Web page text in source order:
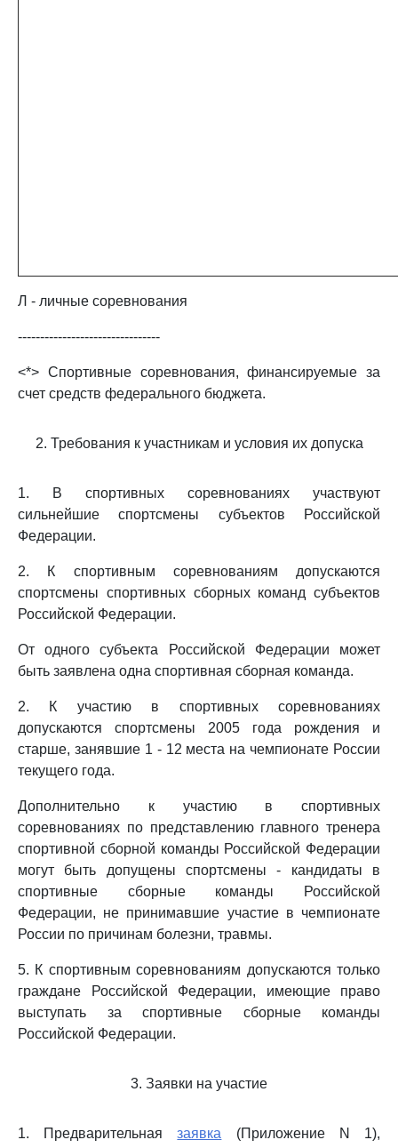
Л - личные соревнования
--------------------------------
<*> Спортивные соревнования, финансируемые за
счет средств федерального бюджета.
2. Требования к участникам и условия их допуска
1. В спортивных соревнованиях участвуют
сильнейшие спортсмены субъектов Российской
Федерации.
2. К спортивным соревнованиям допускаются
спортсмены спортивных сборных команд субъектов
Российской Федерации.
От одного субъекта Российской Федерации может
быть заявлена одна спортивная сборная команда.
2. К участию в спортивных соревнованиях
допускаются спортсмены 2005 года рождения и
старше, занявшие 1 - 12 места на чемпионате России
текущего года.
Дополнительно к участию в спортивных
соревнованиях по представлению главного тренера
спортивной сборной команды Российской Федерации
могут быть допущены спортсмены - кандидаты в
спортивные сборные команды Российской
Федерации, не принимавшие участие в чемпионате
России по причинам болезни, травмы.
5. К спортивным соревнованиям допускаются только
граждане Российской Федерации, имеющие право
выступать за спортивные сборные команды
Российской Федерации.
3. Заявки на участие
1. Предварительнаязаявка (Приложение N 1),